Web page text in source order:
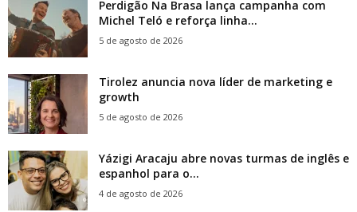
Perdigão Na Brasa lança campanha com
Michel Teló e reforça linha...
5 de agosto de 2026
Tirolez anuncia nova líder de marketing e
growth
5 de agosto de 2026
Yázigi Aracaju abre novas turmas de inglês e
espanhol para o...
4 de agosto de 2026